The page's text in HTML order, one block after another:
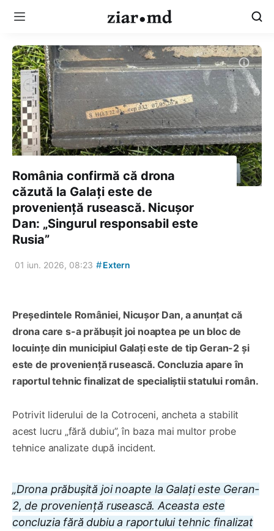
România confirmă că drona
căzută la Galați este de
proveniență rusească. Nicușor
Dan: „Singurul responsabil este
Rusia”
01 iun. 2026, 08:23 #Extern
Președintele României, Nicușor Dan, a anunțat că
drona care s-a prăbușit joi noaptea pe un bloc de
locuințe din municipiul Galați este de tip Geran-2 și
este de proveniență rusească. Concluzia apare în
raportul tehnic finalizat de specialiștii statului român.
Potrivit liderului de la Cotroceni, ancheta a stabilit
acest lucru „fără dubiu”, în baza mai multor probe
tehnice analizate după incident.
„Drona prăbușită joi noapte la Galați este Geran-
2, de proveniență rusească. Aceasta este
concluzia fără dubiu a raportului tehnic finalizat